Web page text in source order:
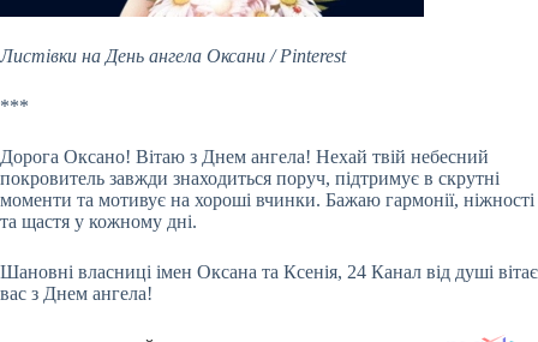
Листівки на День ангела Оксани / Pinterest
***
Дорога Оксано! Вітаю з Днем ангела! Нехай твій небесний
покровитель завжди знаходиться поруч, підтримує в скрутні
моменти та мотивує на хороші вчинки. Бажаю гармонії, ніжності
та щастя у кожному дні.
Шановні власниці імен Оксана та Ксенія, 24 Канал від душі вітає
вас з Днем ангела!